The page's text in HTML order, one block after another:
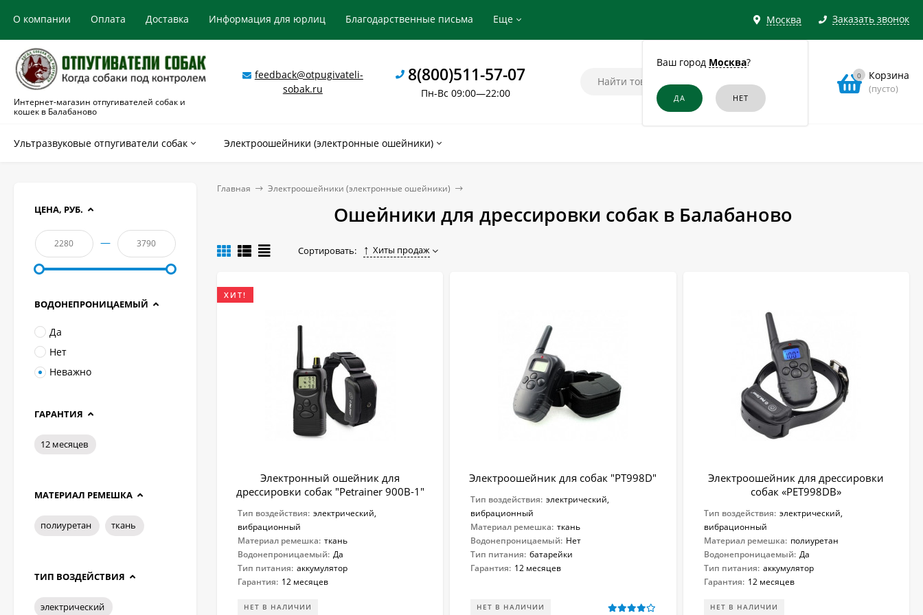
Москва
Ваш город Москва?
Заказать звонок
О компании Оплата Доставка Информация для юрлиц Благодарственные письма Еще
Интернет-магазин отпугивателей собак и
кошек в Балабаново
feedback@otpugivateli-
sobak.ru
8(800)511-57-07
Пн-Вс 09:00—22:00
0 Корзина
(пусто)
Ультразвуковые отпугиватели собак Электроошейники (электронные ошейники)
Главная Электроошейники (электронные ошейники)
Ошейники для дрессировки собак в Балабаново
Сортировать: Хиты продаж
ХИТ!
Электронный ошейник для
дрессировки собак "Petrainer 900B-1"
Тип воздействия: электрический,
вибрационный
Материал ремешка: ткань
Водонепроницаемый: Да
Тип питания: аккумулятор
Гарантия: 12 месяцев
НЕТ В НАЛИЧИИ
Электроошейник для собак "PT998D"
Тип воздействия: электрический,
вибрационный
Материал ремешка: ткань
Водонепроницаемый: Нет
Тип питания: батарейки
Гарантия: 12 месяцев
НЕТ В НАЛИЧИИ
Электроошейник для дрессировки
собак «PET998DB»
Тип воздействия: электрический,
вибрационный
Материал ремешка: полиуретан
Водонепроницаемый: Да
Тип питания: аккумулятор
Гарантия: 12 месяцев
НЕТ В НАЛИЧИИ
ЦЕНА, РУБ.
—
ВОДОНЕПРОНИЦАЕМЫЙ
Да
Нет
Неважно
ГАРАНТИЯ
12 месяцев
МАТЕРИАЛ РЕМЕШКА
полиуретан ткань
ТИП ВОЗДЕЙСТВИЯ
электрический